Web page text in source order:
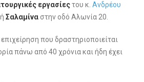
εργασίεςτου κ. Ανδρέου
Σαλαμίνα στην οδό Αλωνία 20.
επιχείρηση που δραστηριοποιείται
πάνω από 40 χρόνια και ήδη έχει